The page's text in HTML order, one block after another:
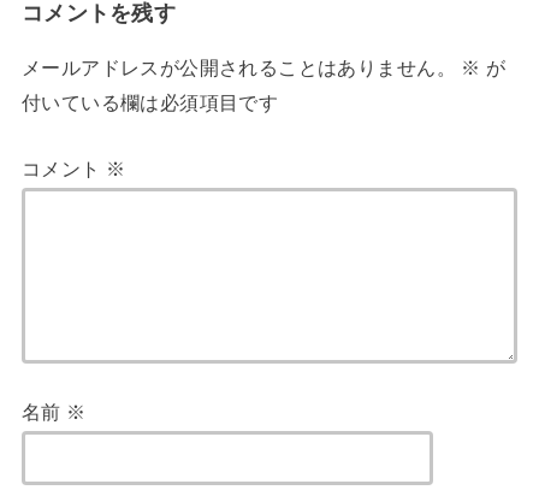
コメントを残す
メールアドレスが公開されることはありません。 ※ が
付いている欄は必須項目です
コメント ※
名前 ※